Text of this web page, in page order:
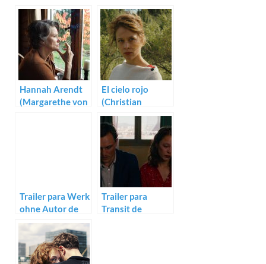
Hannah Arendt
(Margarethe von
El cielo rojo
(Christian
Petzold)
Trailer para Werk
ohne Autor de
Florian Henckel
von
Donnersmarck
Trailer para
Transit de